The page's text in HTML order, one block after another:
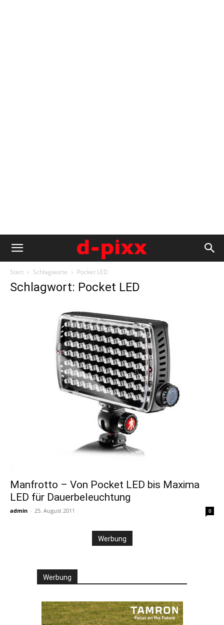
Start Schlagworte Pocket LED
Schlagwort: Pocket LED
Manfrotto – Von Pocket LED bis Maxima
LED für Dauerbeleuchtung
admin - 25. August 2011 0
Werbung
Werbung